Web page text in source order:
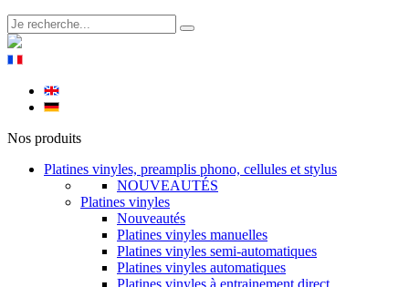
Nos produits
Platines vinyles, preamplis phono, cellules et stylus
NOUVEAUTÉS
Platines vinyles
Nouveautés
Platines vinyles manuelles
Platines vinyles semi-automatiques
Platines vinyles automatiques
Platines vinyles à entrainement direct